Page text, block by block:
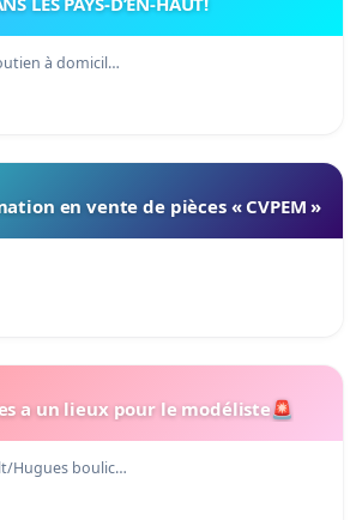
à domicil…
en vente de pièces « CVPEM »
a un lieux pour le modéliste🚨
Hugues boulic…